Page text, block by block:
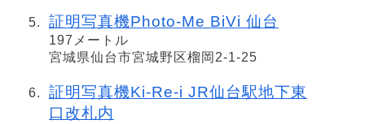
証明写真機Photo-Me BiVi 仙台
197メートル
宮城県仙台市宮城野区榴岡2-1-25
証明写真機Ki-Re-i JR仙台駅地下東
口改札内